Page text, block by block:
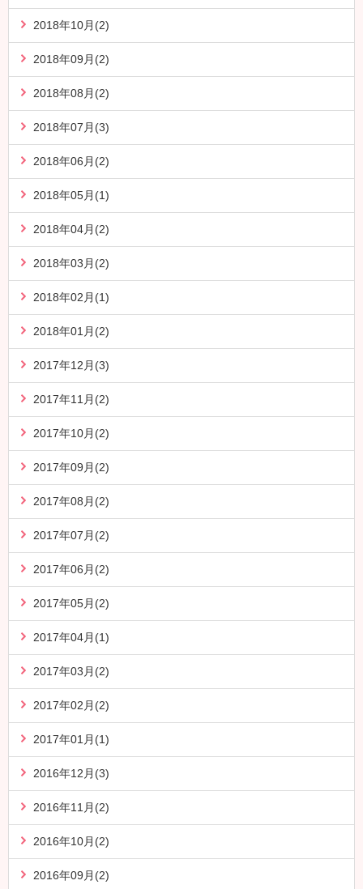
2018年10月(2)
2018年09月(2)
2018年08月(2)
2018年07月(3)
2018年06月(2)
2018年05月(1)
2018年04月(2)
2018年03月(2)
2018年02月(1)
2018年01月(2)
2017年12月(3)
2017年11月(2)
2017年10月(2)
2017年09月(2)
2017年08月(2)
2017年07月(2)
2017年06月(2)
2017年05月(2)
2017年04月(1)
2017年03月(2)
2017年02月(2)
2017年01月(1)
2016年12月(3)
2016年11月(2)
2016年10月(2)
2016年09月(2)